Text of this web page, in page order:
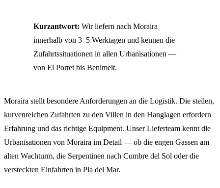
Kurzantwort: Wir liefern nach Moraira
innerhalb von 3–5 Werktagen und kennen die
Zufahrtssituationen in allen Urbanisationen —
von El Portet bis Benimeit.
Moraira stellt besondere Anforderungen an die Logistik. Die steilen,
kurvenreichen Zufahrten zu den Villen in den Hanglagen erfordern
Erfahrung und das richtige Equipment. Unser Lieferteam kennt die
Urbanisationen von Moraira im Detail — ob die engen Gassen am
alten Wachturm, die Serpentinen nach Cumbre del Sol oder die
versteckten Einfahrten in Pla del Mar.